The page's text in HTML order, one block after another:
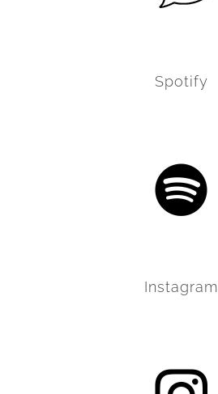
Spotify
Instagram